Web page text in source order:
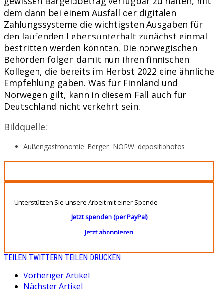
dem dann bei einem Ausfall der digitalen
Zahlungssysteme die wichtigsten Ausgaben für
den laufenden Lebensunterhalt zunächst einmal
bestritten werden könnten. Die norwegischen
Behörden folgen damit nun ihren finnischen
Kollegen, die bereits im Herbst 2022 eine ähnliche
Empfehlung gaben. Was für Finnland und
Norwegen gilt, kann in diesem Fall auch für
Deutschland nicht verkehrt sein.
Bildquelle:
Außengastronomie_Bergen_NORW: depositiphotos
Unterstützen Sie unsere Arbeit mit einer Spende
Jetzt spenden (per PayPal)
Jetzt abonnieren
TEILEN TWITTERN TEILEN DRUCKEN
Vorheriger Artikel
Nächster Artikel